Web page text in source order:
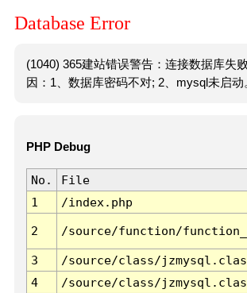
Database Error
(1040) 365建站错误警告：连接数据库失
因：1、数据库密码不对; 2、mysql未启动
PHP Debug
No. File
1
/index.php
2 /source/function/
3 /source/class/
4
/source/class/